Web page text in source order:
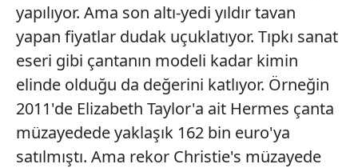
yapılıyor. Ama son altı-yedi yıldır tavan
yapan fiyatlar dudak uçuklatıyor. Tıpkı sanat
eseri gibi çantanın modeli kadar kimin
elinde olduğu da değerini katlıyor. Örneğin
2011'de Elizabeth Taylor'a ait Hermes çanta
müzayedede yaklaşık 162 bin euro'ya
satılmıştı. Ama rekor Christie's müzayede